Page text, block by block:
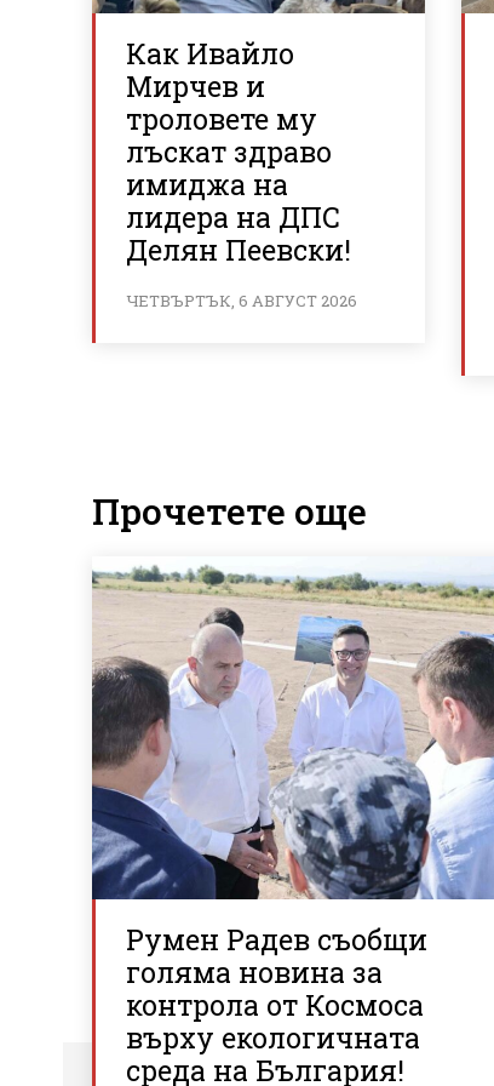
Как Ивайло
Мирчев и
троловете му
лъскат здраво
имиджа на
лидера на ДПС
Делян Пеевски!
ЧЕТВЪРТЪК, 6 АВГУСТ 2026
Прочетете още
Румен Радев съобщи
голяма новина за
контрола от Космоса
върху екологичната
среда на България!